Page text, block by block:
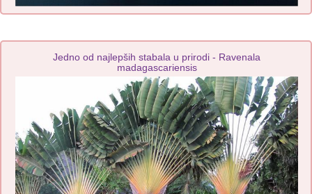
Jedno od najlepših stabala u prirodi - Ravenala
madagascariensis